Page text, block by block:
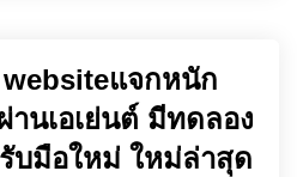
แจกหนัก
านเอเย่นต์ มีทดลอง
บมือใหม่ ใหม่ล่าสุด